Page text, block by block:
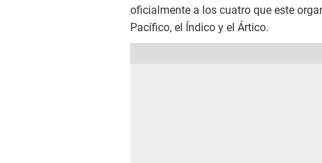
oficialmente a los cuatro que este
Pacífico, el Índico y el Ártico.